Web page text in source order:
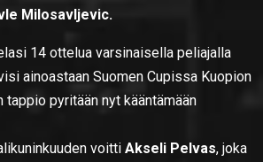
Milosavljevic.
14 ottelua varsinaisella peliajalla
ainoastaan Suomen Cupissa Kuopion
tappio pyritään nyt kääntämään
voittiAkseli Pelvas, joka